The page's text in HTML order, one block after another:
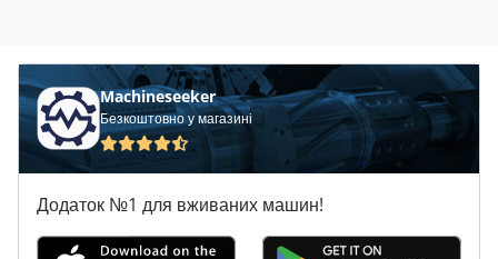
Machineseeker
Безкоштовно у магазині
Додаток №1 для вживаних машин!